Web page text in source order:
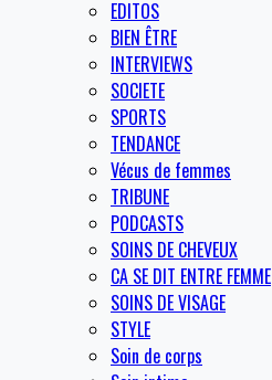
EDITOS
BIEN ÊTRE
INTERVIEWS
SOCIETE
SPORTS
TENDANCE
Vécus de femmes
TRIBUNE
PODCASTS
SOINS DE CHEVEUX
CA SE DIT ENTRE FEMME
SOINS DE VISAGE
STYLE
Soin de corps